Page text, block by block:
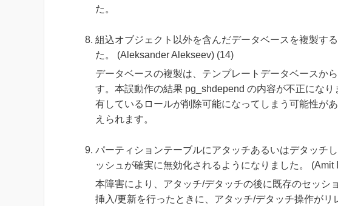
た。
組込オブジェクト以外を含んだデータベースを複製す
た。 (Aleksander Alekseev) (14)
データベースの複製は、テンプレートデータベースか
す。本誤動作の結果 pg_shdepend の内容が不正にな
有しているロールが削除可能になってしまう可能性が
えられます。
パーティションテーブルにアタッチあるいはデタッチ
ッシュが確実に無効化されるようになりました。
本障害により、アタッチ/デタッチの後に既存のセッシ
挿入/更新を行ったときに、アタッチ/デタッチ操作が